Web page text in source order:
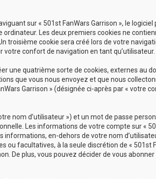
sur « 501st FanWars Garrison », le
Les deux premiers cookies ne
cookie sera créé lors de votre
confort de navigation en tant qu’utilisateur.
une quatrième sorte de cookies, externes au
que vous nous envoyez et que nous
Garrison » (désignée ci-après par « votre
nom d’utilisateur ») et un mot de passe
Les informations de votre compte sur «
en-dehors de votre nom
facultatives, à la seule discrétion de « 501st
De plus, vous pouvez décider de vous